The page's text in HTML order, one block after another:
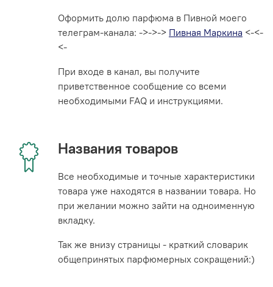
Оформить долю парфюма в Пивной моего
телеграм-канала: ->->-> Пивная Маркина <-<-
<-
При входе в канал, вы получите
приветственное сообщение со всеми
необходимыми FAQ и инструкциями.
Названия товаров
Все необходимые и точные характеристики
товара уже находятся в названии товара. Но
при желании можно зайти на одноименную
вкладку.
Так же внизу страницы - краткий словарик
общепринятых парфюмерных сокращений:)